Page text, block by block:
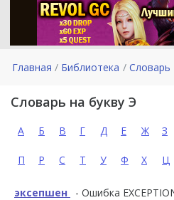
Главная Библиотека Словарь
Словарь на букву Э
А Б В Г Д Е Ж З
П Р С Т У Ф Х Ц
эксепшен
- Ошибка